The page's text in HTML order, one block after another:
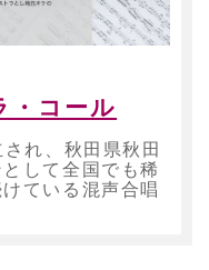
・コール
れ、秋田県秋田
して全国でも稀
ている混声合唱